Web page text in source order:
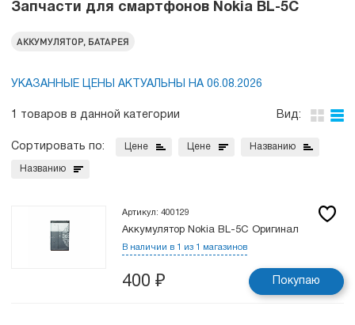
Запчасти для смартфонов Nokia BL-5C
АККУМУЛЯТОР, БАТАРЕЯ
УКАЗАННЫЕ ЦЕНЫ АКТУАЛЬНЫ НА 06.08.2026
1 товаров в данной категории Вид:
Сортировать по: Цене Цене Названию
Названию
Артикул: 400129
Аккумулятор Nokia BL-5C Оригинал
В наличии в 1 из 1 магазинов
400 ₽ Покупаю